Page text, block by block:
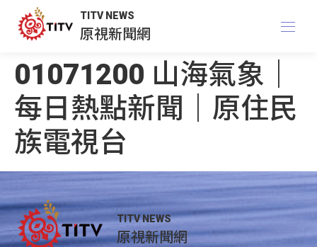
TITV NEWS
原視新聞網
01071200 山海氣象｜
每日熱點新聞｜原住民
族電視台
TITV NEWS
原視新聞網